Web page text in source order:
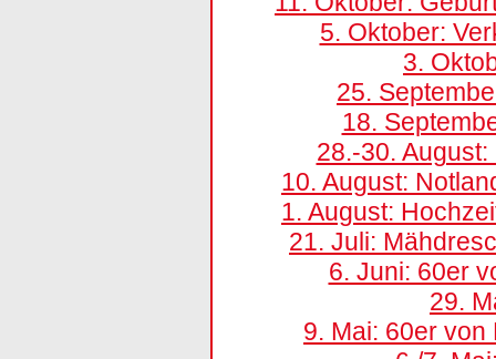
5. Oktober:
3.
25.
18.
28.-30.
10. August:
1. August:
21. Juli:
6. Juni: 60er
29.
9. Mai: 60er